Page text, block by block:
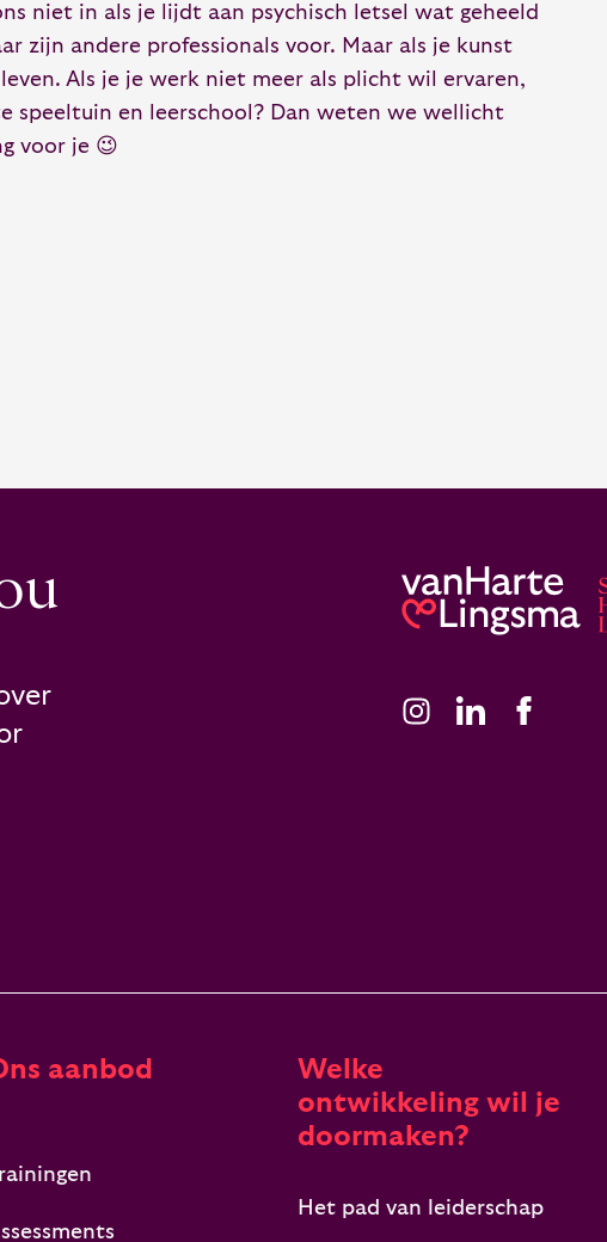
niet in als je lijdt aan psychisch letsel wat geheeld
zijn andere professionals voor. Maar als je kunst
Als je je werk niet meer als plicht wil ervaren,
speeltuin en leerschool? Dan weten we wellicht
voor je 😉
aanbod
Welke
ontwikkeling wil je
doormaken?
Het pad van leiderschap